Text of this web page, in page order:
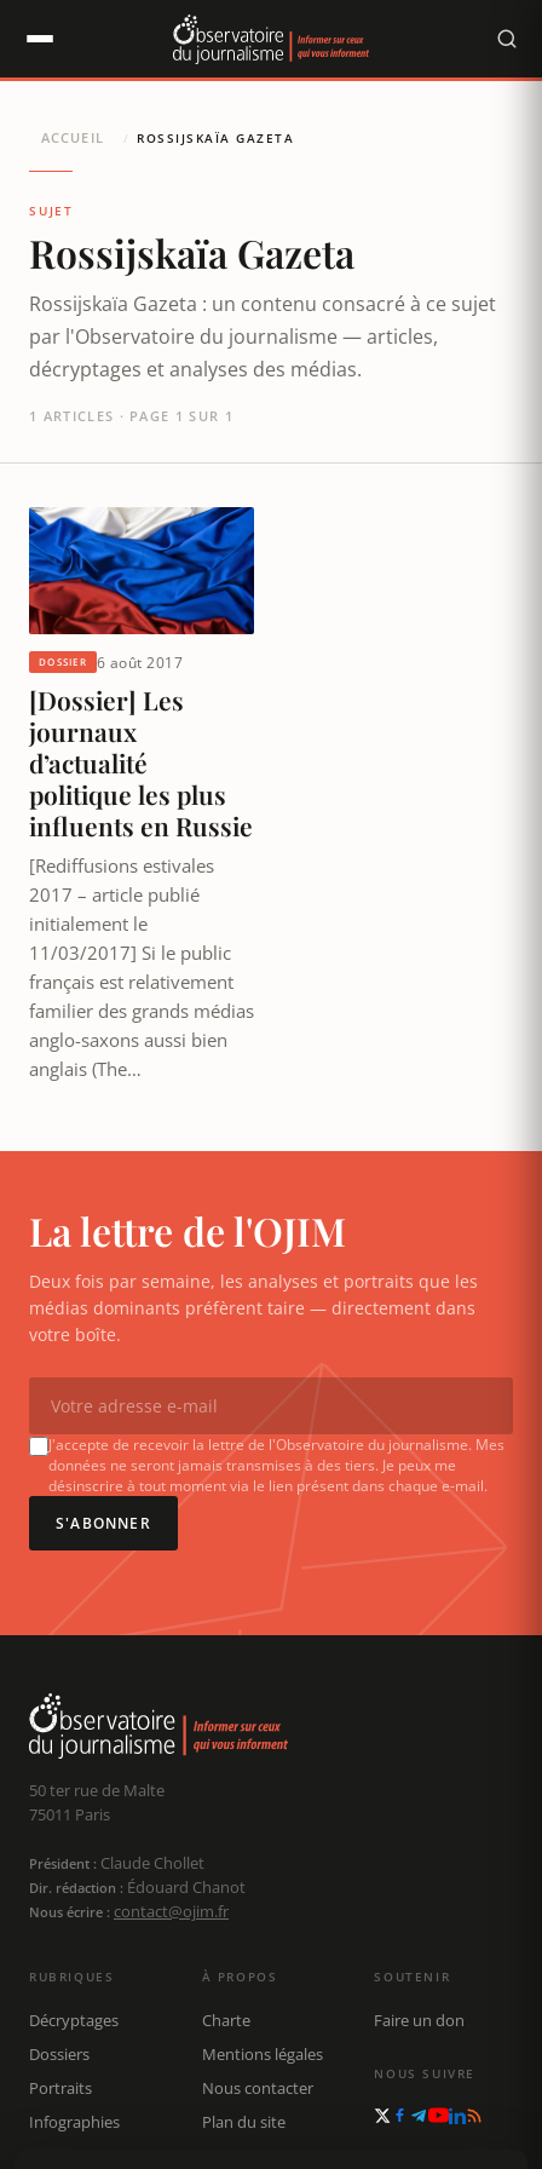
ACCUEIL / ROSSIJSKAÏA GAZETA
SUJET
Rossijskaïa Gazeta
Rossijskaïa Gazeta : un contenu consacré à ce sujet
par l'Observatoire du journalisme — articles,
décryptages et analyses des médias.
1 ARTICLES · PAGE 1 SUR 1
DOSSIER 6 août 2017
[Dossier] Les
journaux
d’actualité
politique les plus
influents en Russie
[Rediffusions estivales
2017 – article publié
initialement le
11/03/2017] Si le public
français est relativement
familier des grands médias
anglo-saxons aussi bien
anglais (The…
La lettre de l'OJIM
Deux fois par semaine, les analyses et portraits que les
médias dominants préfèrent taire — directement dans
votre boîte.
J'accepte de recevoir la lettre de l'Observatoire du journalisme. Mes
données ne seront jamais transmises à des tiers. Je peux me
désinscrire à tout moment via le lien présent dans chaque e-mail.
S'ABONNER
50 ter rue de Malte
75011 Paris
Président : Claude Chollet
Dir. rédaction : Édouard Chanot
Nous écrire : contact@ojim.fr
RUBRIQUES
Décryptages
Dossiers
Portraits
Infographies
À PROPOS
Charte
Mentions légales
Nous contacter
Plan du site
SOUTENIR
Faire un don
NOUS SUIVRE
Panneau de gestion des cookies